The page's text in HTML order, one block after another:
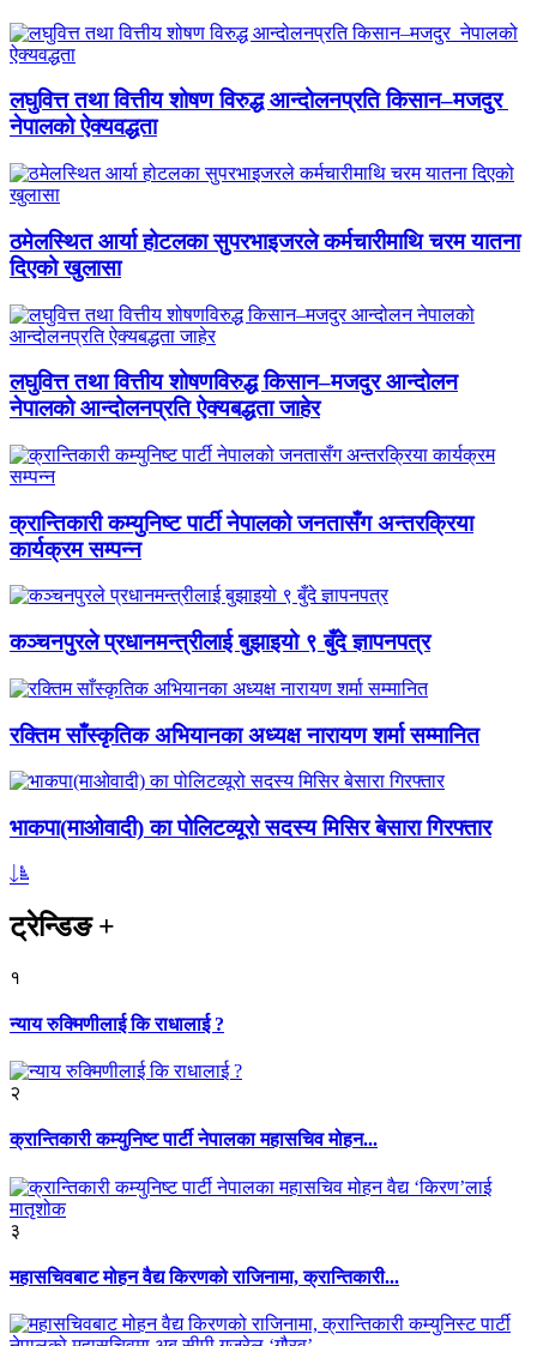
लघुवित्त तथा वित्तीय शोषण विरुद्ध आन्दोलनप्रति किसान–मजदुर
नेपालको ऐक्यवद्धता
ठमेलस्थित आर्या होटलका सुपरभाइजरले कर्मचारीमाथि चरम यातना
दिएको खुलासा
लघुवित्त तथा वित्तीय शोषणविरुद्ध किसान–मजदुर आन्दोलन
नेपालको आन्दोलनप्रति ऐक्यबद्धता जाहेर
क्रान्तिकारी कम्युनिष्ट पार्टी नेपालको जनतासँग अन्तरक्रिया
कार्यक्रम सम्पन्न
कञ्चनपुरले प्रधानमन्त्रीलाई बुझाइयो ९ बुँदे ज्ञापनपत्र
रक्तिम साँस्कृतिक अभियानका अध्यक्ष नारायण शर्मा सम्मानित
भाकपा(माओवादी) का पोलिटव्यूरो सदस्य मिसिर बेसारा गिरफ्तार
ट्रेन्डिङ+
१
न्याय रुक्मिणीलाई कि राधालाई ?
२
क्रान्तिकारी कम्युनिष्ट पार्टी नेपालका महासचिव मोहन...
३
महासचिवबाट मोहन वैद्य किरणको राजिनामा, क्रान्तिकारी...